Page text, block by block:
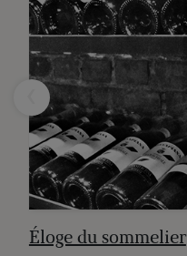
Éloge du sommelier
‹